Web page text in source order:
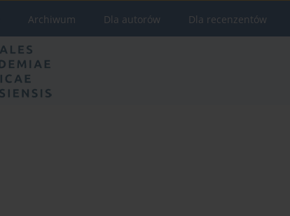
Archiwum Dla autorów Dla recenzentów